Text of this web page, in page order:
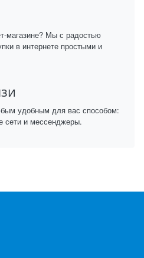
магазине? Мы с радостью
в интернете простыми и
удобным для вас способом:
сети и мессенджеры.